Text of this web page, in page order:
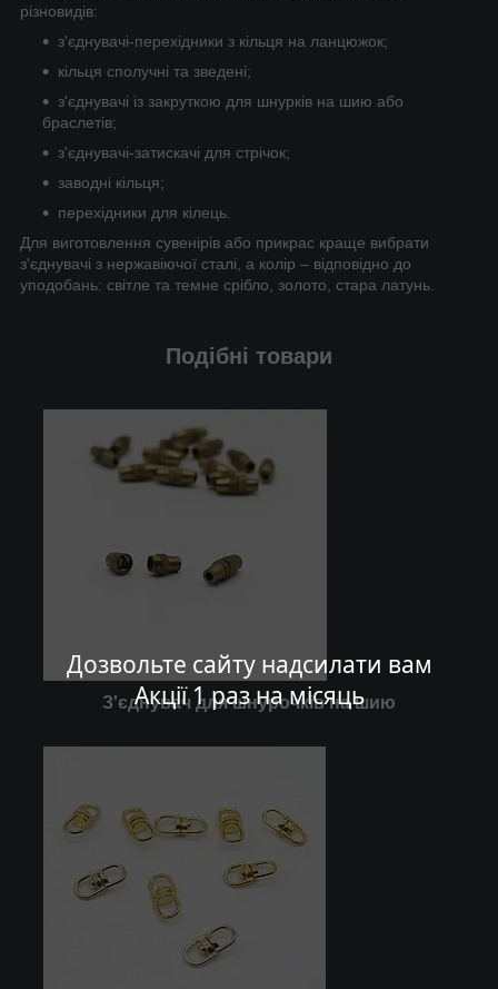
Дозвольте сайту надсилати вам
Акції 1 раз на місяць
різновидів:
з'єднувачі-перехідники з кільця на ланцюжок;
кільця сполучні та зведені;
з'єднувачі із закруткою для шнурків на шию або
браслетів;
з'єднувачі-затискачі для стрічок;
заводні кільця;
перехідники для кілець.
Для виготовлення сувенірів або прикрас краще вибрати
з'єднувачі з нержавіючої сталі, а колір – відповідно до
уподобань: світле та темне срібло, золото, стара латунь.
Подібні товари
З'єднувач для шнурочків на шию